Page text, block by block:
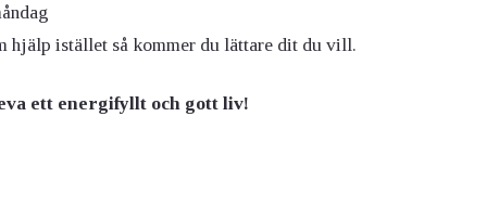
hjälp istället så kommer du lättare dit du vill.
ett energifyllt och gott liv!